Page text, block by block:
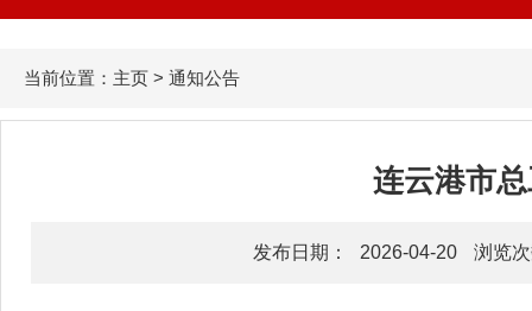
当前位置： 主页 > 通知公告
连云港市
发布日期： 2026-04-20 浏览